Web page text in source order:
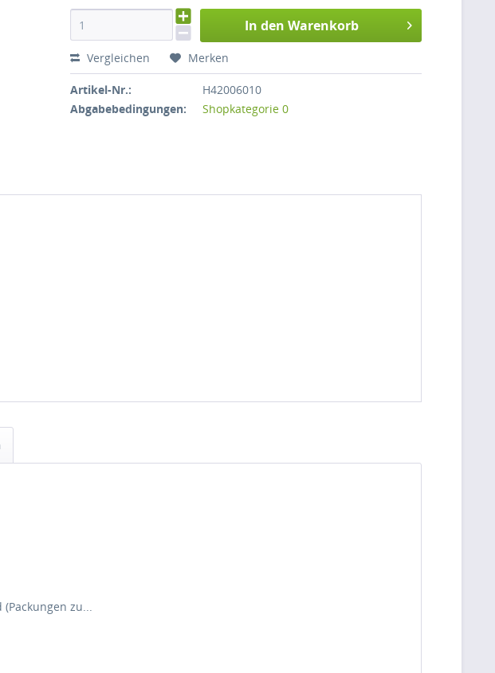
In den Warenkorb
Vergleichen Merken
Artikel-Nr.:
H42006010
Abgabebedingungen:
Shopkategorie 0
zu...